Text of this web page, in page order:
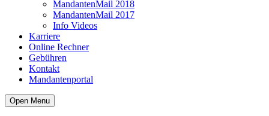
MandantenMail 2018
MandantenMail 2017
Info Videos
Karriere
Online Rechner
Gebühren
Kontakt
Mandantenportal
Open Menu